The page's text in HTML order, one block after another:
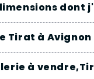
dont
Tirat à
à